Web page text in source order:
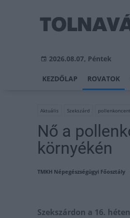
2026.08.07, Péntek
KEZDŐLAP ROVATOK
Aktuális Szekszárd
Nő a
környékén
TMKH Népegészségügyi Főosztály
Szekszárdon a 16.